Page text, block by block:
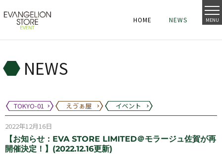
MENU
HOME
HOME NEWS
NEWS
NEWS
TOKYO-01 えゔぁ屋 イベント
2022年12月16日
【お知らせ：EVA STORE LIMITED＠モラージュ佐賀が再
開催決定！】(2022.12.16更新)